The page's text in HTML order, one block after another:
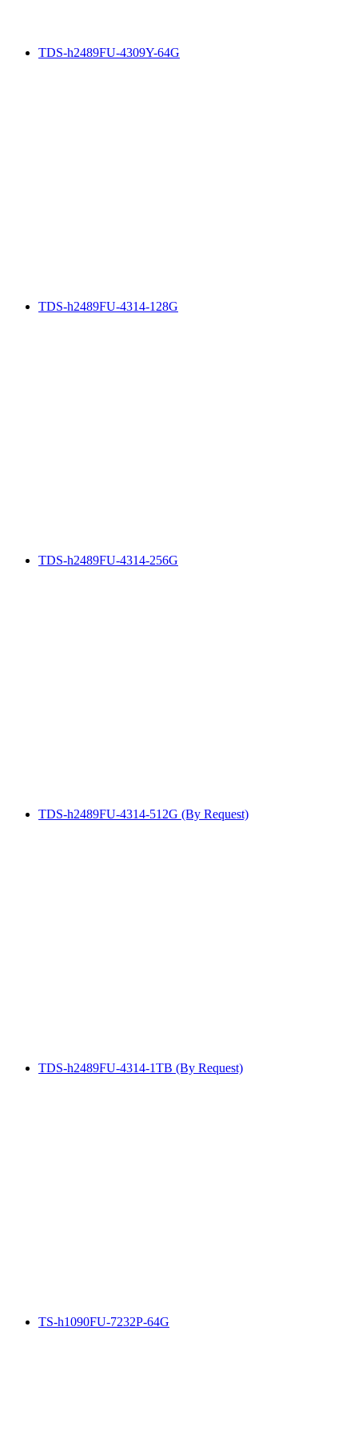
TDS-h2489FU-4309Y-64G
TDS-h2489FU-4314-128G
TDS-h2489FU-4314-256G
TDS-h2489FU-4314-512G (By Request)
TDS-h2489FU-4314-1TB (By Request)
TS-h1090FU-7232P-64G